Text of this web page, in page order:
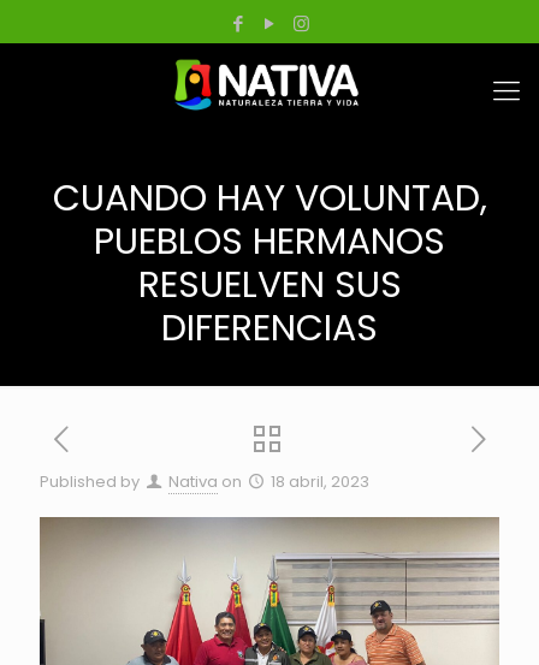
CUANDO HAY VOLUNTAD,
PUEBLOS HERMANOS
RESUELVEN SUS
DIFERENCIAS
Published by Nativa on 18 abril, 2023